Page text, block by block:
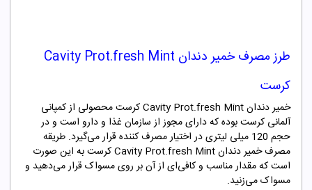
طرز مصرف خمیر دندان Cavity Prot.fresh Mint
کرست
خمیر دندان Cavity Prot.fresh Mint کرست محصولی از کمپانی
آلمانی کرست بوده که دارای مجوز از سازمان غذا و دارو است و در
حجم 120 میلی لیتری در اختیار مصرف کننده قرار می‌گیرد. طریقه
مصرف خمیر دندان Cavity Prot.fresh Mint کرست به این صورت
است که مقدار مناسب و کافی‌ای از آن بر روی مسواک قرار می‌دهید و
مسواک می‌زنید.